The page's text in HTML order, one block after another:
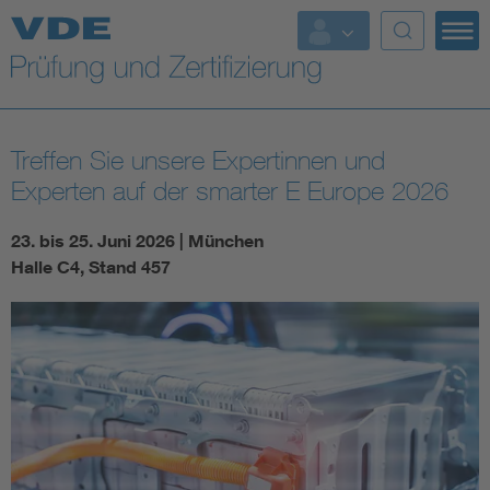
Top Themen
Fokusthemen
Energy
AI & Digital Trust
Health
Standards
Weitere Themen
Treffen Sie unsere Expertinnen und
Experten auf der smarter E Europe 2026
23. bis 25. Juni 2026 | München
Halle C4, Stand 457